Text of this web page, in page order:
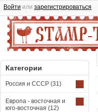
Войти или зарегистрироваться
Категории
Россия и СССР (31)
Европа - восточная и
юго-восточная (12)